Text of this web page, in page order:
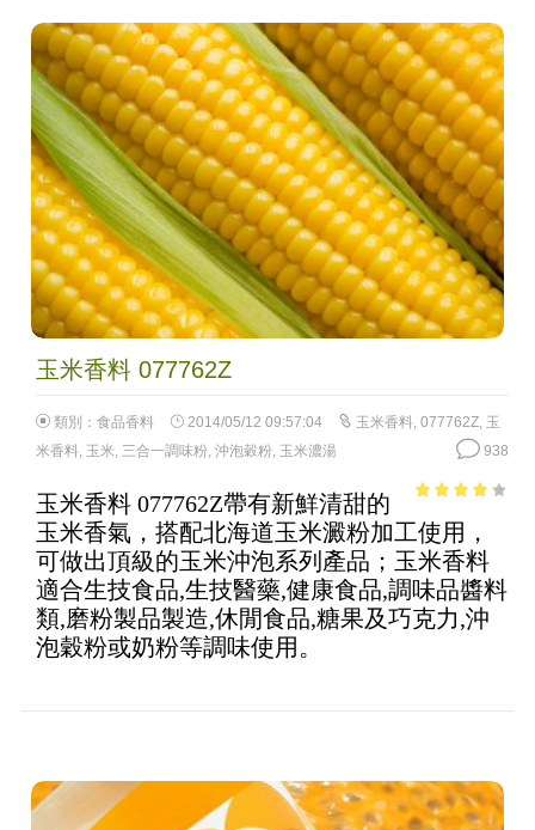
玉米香料 077762Z
類別： 食品香料 2014/05/12 09:57:04 玉米香料, 077762Z, 玉
米香料, 玉米, 三合一調味粉, 沖泡穀粉, 玉米濃湯 938
of 5
玉米香料 077762Z帶有新鮮清甜的
玉米香氣，搭配北海道玉米澱粉加工使用，
可做出頂級的玉米沖泡系列產品；玉米香料
適合生技食品,生技醫藥,健康食品,調味品醬料
類,磨粉製品製造,休閒食品,糖果及巧克力,沖
泡穀粉或奶粉等調味使用。